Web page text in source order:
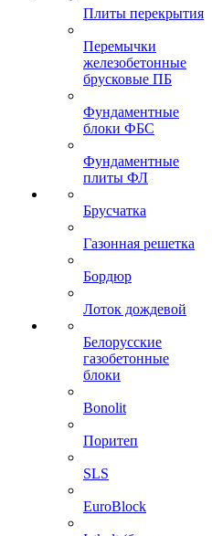
Плиты перекрытия
Перемычки
железобетонные
брусковые ПБ
Фундаментные
блоки ФБС
Фундаментные
плиты ФЛ
Брусчатка
Газонная решетка
Бордюр
Лоток дождевой
Белорусские
газобетонные
блоки
Bonolit
Поритеп
SLS
EuroBlock